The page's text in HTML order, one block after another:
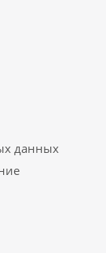
данных